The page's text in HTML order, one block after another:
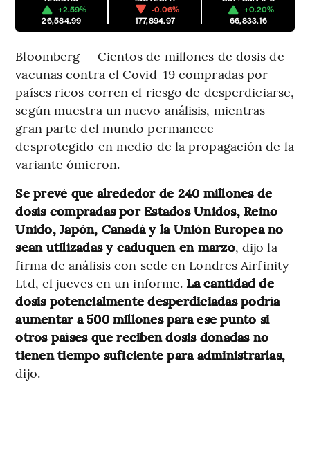
+2.59%
26,584.99
-0.06%
177,894.97
+0.20%
66,833.16
Bloomberg — Cientos de millones de dosis de
vacunas contra el Covid-19 compradas por
países ricos corren el riesgo de desperdiciarse,
según muestra un nuevo análisis, mientras
gran parte del mundo permanece
desprotegido en medio de la propagación de la
variante ómicron.
Se prevé que alrededor de 240 millones de
dosis compradas por Estados Unidos, Reino
Unido, Japón, Canadá y la Unión Europea no
sean utilizadas y caduquen en marzo, dijo la
firma de análisis con sede en Londres Airfinity
Ltd, el jueves en un informe. La cantidad de
dosis potencialmente desperdiciadas podría
aumentar a 500 millones para ese punto si
otros países que reciben dosis donadas no
tienen tiempo suficiente para administrarlas,
dijo.